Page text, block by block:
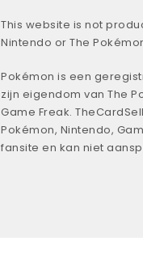
This website is not
Nintendo or The
Pokémon is een
zijn eigendom van The
Game Freak.
Pokémon, Nintendo,
fansite en kan niet